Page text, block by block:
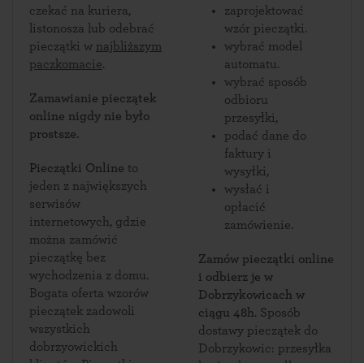
czekać na kuriera,
listonosza lub odebrać
pieczątki w najbliższym
paczkomacie.
Zamawianie pieczątek
online nigdy nie było
prostsze.
Pieczątki Online to
jeden z największych
serwisów
internetowych, gdzie
można zamówić
pieczątkę bez
wychodzenia z domu.
Bogata oferta wzorów
pieczątek zadowoli
wszystkich
dobrzyowickich
zaprojektować
wzór pieczątki.
wybrać model
automatu.
wybrać sposób
odbioru
przesyłki,
podać dane do
faktury i
wysyłki,
wysłać i
opłacić
zamówienie.
Zamów pieczątki online
i odbierz je w
Dobrzykowicach w
ciągu 48h. Sposób
dostawy pieczątek do
Dobrzykowic: przesyłka